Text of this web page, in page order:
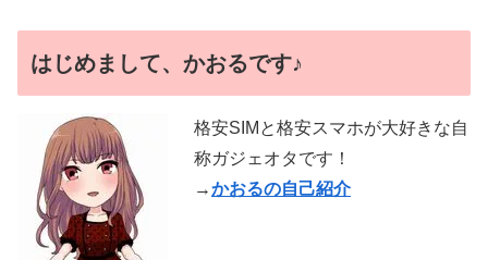
はじめまして、かおるです♪
格安SIMと格安スマホが大好きな自
称ガジェオタです！
→かおるの自己紹介